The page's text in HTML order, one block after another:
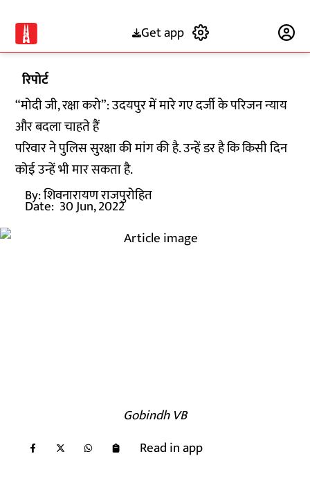
Get app
रिपोर्ट
“मोदी जी, रक्षा करो”: उदयपुर में मारे गए दर्जी के परिजन न्याय
और बदला चाहते हैं
परिवार ने पुलिस सुरक्षा की मांग की है. उन्हें डर है कि किसी दिन
कोई उन्हें भी मार सकता है.
By:शिवनारायण राजपुरोहित
Date: 30 Jun, 2022
Gobindh VB
Read in app